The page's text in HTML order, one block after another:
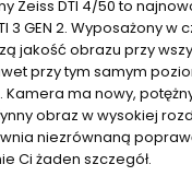
Zeiss DTI 4/50 to
GEN 2. Wyposażony w
jakość obrazu przy
przy tym samym
ma nowy,
obraz w wysokiej
niezrównaną
Ci żaden szczegół.